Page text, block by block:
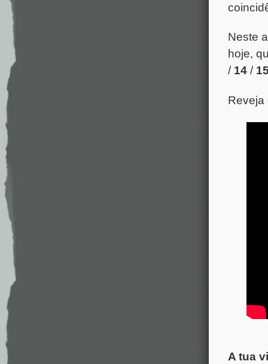
Neste
hoje,
/ 14 /
Reveja
A tua